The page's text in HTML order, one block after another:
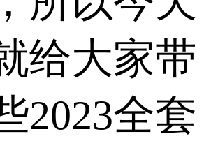
给大家带
2023全套